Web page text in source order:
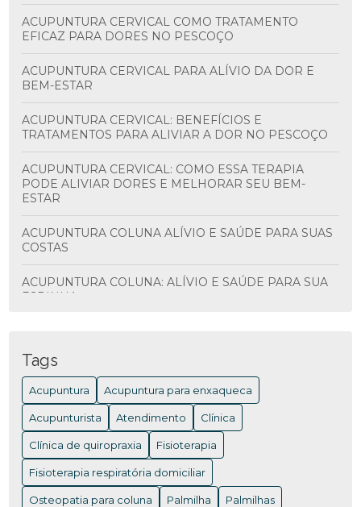
ACUPUNTURA CERVICAL COMO TRATAMENTO
EFICAZ PARA DORES NO PESCOÇO
ACUPUNTURA CERVICAL PARA ALÍVIO DA DOR E
BEM-ESTAR
ACUPUNTURA CERVICAL: BENEFÍCIOS E
TRATAMENTOS PARA ALIVIAR A DOR NO PESCOÇO
ACUPUNTURA CERVICAL: COMO ESSA TERAPIA
PODE ALIVIAR DORES E MELHORAR SEU BEM-
ESTAR
ACUPUNTURA COLUNA ALÍVIO E SAÚDE PARA SUAS
COSTAS
ACUPUNTURA COLUNA: ALÍVIO E SAÚDE PARA SUA
ESPINHA
ACUPUNTURA COLUNA: BENEFÍCIOS E COMO
FUNCIONA PARA ALIVIAR DORES
ACUPUNTURA EM NITERÓI: BENEFÍCIOS E ONDE
ENCONTRAR OS MELHORES PROFISSIONAIS
ACUPUNTURA EM NITERÓI: BENEFÍCIOS QUE VOCÊ
PRECISA CONHECER
Tags
Acupuntura Acupuntura para enxaqueca
Acupunturista Atendimento Clínica
Clínica de quiropraxia Fisioterapia
Fisioterapia respiratória domiciliar
Osteopatia para coluna Palmilha Palmilhas